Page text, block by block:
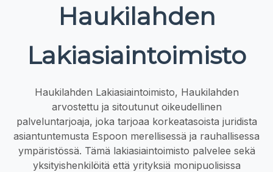
Haukilahden
Lakiasiaintoimisto
Haukilahden Lakiasiaintoimisto, Haukilahden
arvostettu ja sitoutunut oikeudellinen
palveluntarjoaja, joka tarjoaa korkeatasoista juridista
asiantuntemusta Espoon merellisessä ja rauhallisessa
ympäristössä. Tämä lakiasiaintoimisto palvelee sekä
yksityishenkilöitä että yrityksiä monipuolisissa